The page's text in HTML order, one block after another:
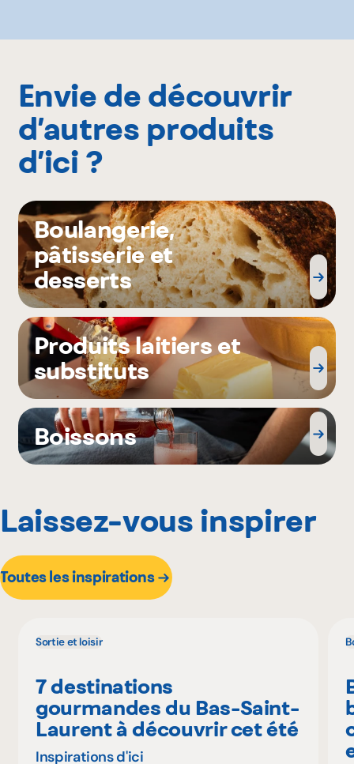
Envie de découvrir
d’autres produits
d’ici ?
Boulangerie,
pâtisserie et
desserts
Produits laitiers et
substituts
Boissons
Laissez-vous inspirer
Toutes les inspirations
Sortie et loisir
7 destinations
gourmandes du Bas-Saint-
Laurent à découvrir cet été
Inspirations d'ici